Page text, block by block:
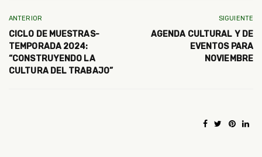
ANTERIOR
CICLO DE MUESTRAS-
TEMPORADA 2024:
“CONSTRUYENDO LA
CULTURA DEL TRABAJO”
SIGUIENTE
AGENDA CULTURAL Y DE
EVENTOS PARA
NOVIEMBRE